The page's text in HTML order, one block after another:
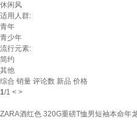
休闲风
适用人群:
青年
青少年
流行元素:
简约
其他
综合 销量 评论数 新品 价格
1/1 < >
ZARA酒红色 320G重磅T恤男短袖本命年